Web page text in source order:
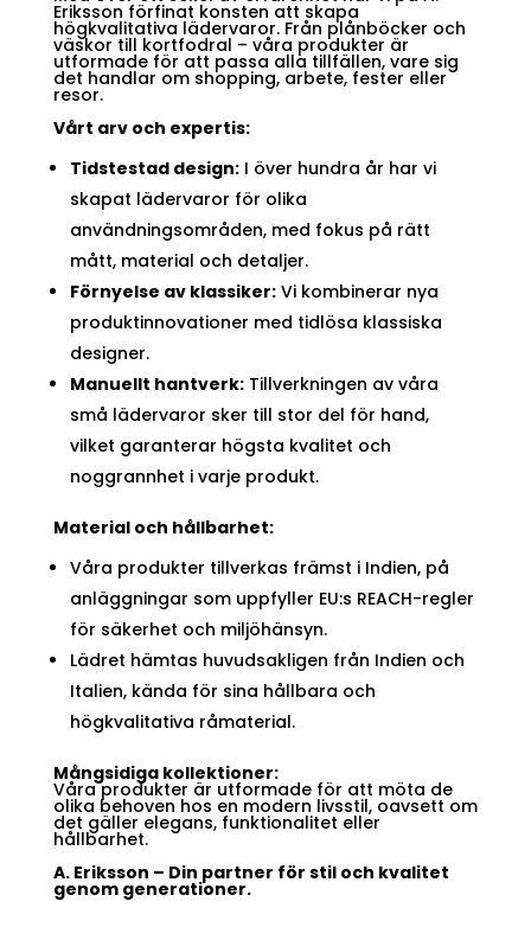
Eriksson förfinat konsten att skapa
högkvalitativa lädervaror. Från plånböcker och
väskor till kortfodral – våra produkter är
utformade för att passa alla tillfällen, vare sig
det handlar om shopping, arbete, fester eller
resor.
Vårt arv och expertis:
Tidstestad design:I över hundra år har vi
skapat lädervaror för olika
användningsområden, med fokus på rätt
mått, material och detaljer.
Förnyelse av klassiker:Vi kombinerar nya
produktinnovationer med tidlösa klassiska
designer.
Manuellt hantverk:Tillverkningen av våra
små lädervaror sker till stor del för hand,
vilket garanterar högsta kvalitet och
noggrannhet i varje produkt.
Material och hållbarhet:
Våra produkter tillverkas främst i Indien, på
anläggningar som uppfyller EU:s REACH-regler
för säkerhet och miljöhänsyn.
Lädret hämtas huvudsakligen från Indien och
Italien, kända för sina hållbara och
högkvalitativa råmaterial.
Mångsidiga kollektioner:
Våra produkter är utformade för att möta de
olika behoven hos en modern livsstil, oavsett om
det gäller elegans, funktionalitet eller
hållbarhet.
A. Eriksson – Din partner för stil och kvalitet
genom generationer.